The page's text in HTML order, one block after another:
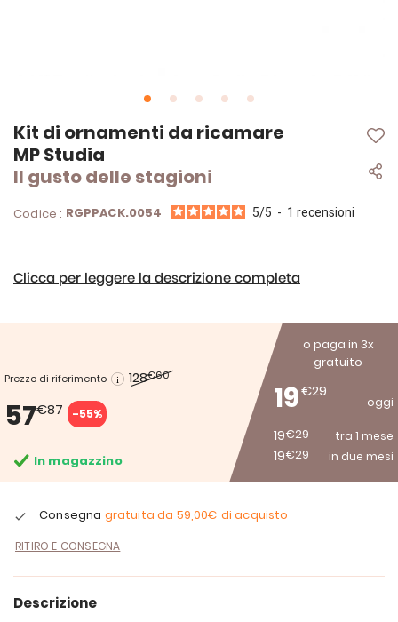
Kit di ornamenti da ricamare
MP Studia
Il gusto delle stagioni
Codice : RGPPACK.0054 5/5 - 1 recensioni
Clicca per leggere la descrizione completa
Prezzo di riferimento 128€60
57€87 -55%
o paga in 3x
gratuito
19€29
oggi
19€29 tra 1 mese
19€29 in due mesi
In magazzino
Consegna gratuita da 59,00€ di acquisto
RITIRO E CONSEGNA
Vai
all'inizio
della
galleria
immagini
Descrizione